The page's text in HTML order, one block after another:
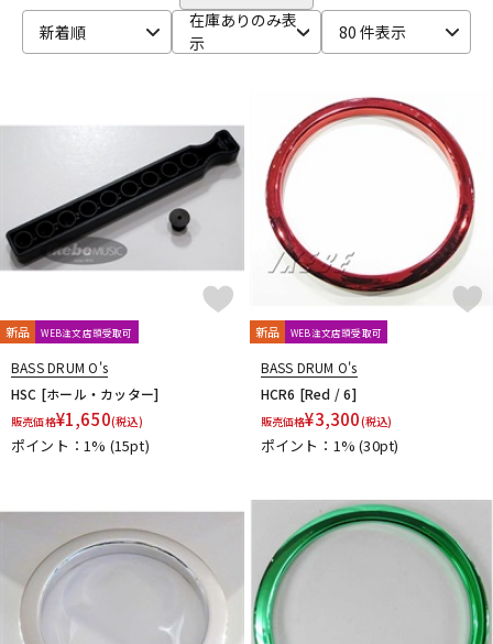
キーボード
その他楽器
アンプ エフェクター
DTM オンライン納品 レコーディング機器
配信/ライブ機器
新着順
在庫ありのみ表
示
80 件表示
新品 WEB注文店頭受取可
BASS DRUM O's
HSC [ホール・カッター]
販売価格¥1,650(税込)
ポイント：1% (15pt)
新品 WEB注文店頭受取可
BASS DRUM O's
HCR6 [Red / 6]
販売価格¥3,300(税込)
ポイント：1%(30pt)